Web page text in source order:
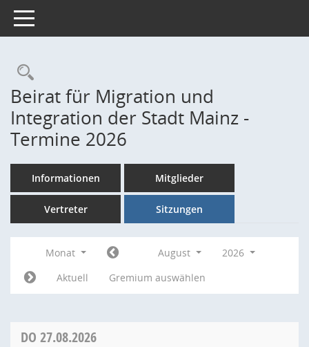
Toggle navigation
Rechercheauswahl
Beirat für Migration und
Integration der Stadt Mainz -
Termine 2026
Informationen Mitglieder
Vertreter Sitzungen
Monat August
2026
Aktuell
Gremium auswählen
DO 27.08.2026